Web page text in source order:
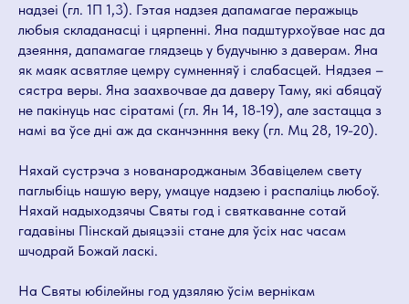
надзеі (гл. 1П 1,3). Гэтая надзея дапамагае перажыць
любыя складанасці і цярпенні. Яна падштурхоўвае нас да
дзеяння, дапамагае глядзець у будучыню з даверам. Яна
як маяк асвятляе цемру сумненняў і слабасцей. Нядзея –
сястра веры. Яна заахвочвае да даверу Таму, які абяцаў
не пакінуць нас сіратамі (гл. Ян 14, 18-19), але застацца з
намі ва ўсе дні аж да сканчэнння веку (гл. Мц 28, 19-20).
Няхай сустрэча з нованароджаным Збавіцелем свету
паглыбіць нашую веру, умацуе надзею і распаліць любоў.
Няхай надыходзячы Святы год і святкаванне сотай
гадавіны Пінскай дыяцэзіі стане для ўсіх нас часам
шчодрай Божай ласкі.
На Святы юбілейны год удзяляю ўсім вернікам